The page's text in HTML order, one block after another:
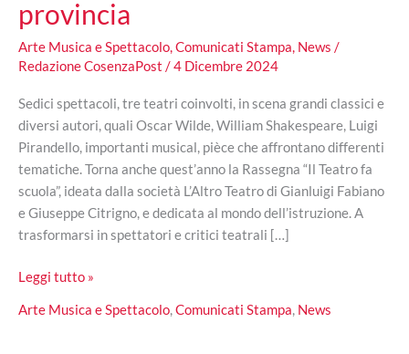
provincia
Arte Musica e Spettacolo,Comunicati Stampa, News /
Redazione CosenzaPost /4 Dicembre 2024
Sedici spettacoli, tre teatri coinvolti, in scena grandi classici e
diversi autori, quali Oscar Wilde, William Shakespeare, Luigi
Pirandello, importanti musical, pièce che affrontano differenti
tematiche. Torna anche quest’anno la Rassegna “Il Teatro fa
scuola”, ideata dalla società L’Altro Teatro di Gianluigi Fabiano
e Giuseppe Citrigno, e dedicata al mondo dell’istruzione. A
trasformarsi in spettatori e critici teatrali […]
“Il
fa
Leggi tutto »
Arte Musica e Spettacolo,Comunicati Stampa, News